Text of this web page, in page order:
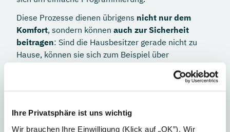
Ihre Privatsphäre ist uns wichtig
Wir brauchen Ihre Einwilligung (Klick auf „OK”). Wir
Diese Prozesse dienen übrigens nicht nur dem
Komfort, sondern können auch zur Sicherheit
beitragen: Sind die Hausbesitzer gerade nicht zu
Hause, können sie sich zum Beispiel über
automatisch einen Wachdienst alarmieren lassen.
Andere Geräte können ausströmendes Gas oder
zuständigen Notfallstellen kontaktieren. Ebenso ist
es möglich, beim Verlassen des Hauses automatisch